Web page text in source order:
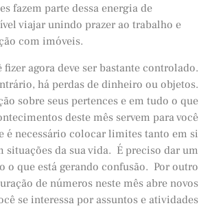
fazem parte dessa energia de
viajar unindo prazer ao trabalho e
com imóveis.
fizer agora deve ser bastante controlado.
há perdas de dinheiro ou objetos.
sobre seus pertences e em tudo o que
deste mês servem para você
é necessário colocar limites tanto em si
situações da sua vida. É preciso dar um
o que está gerando confusão. Por outro
de números neste mês abre novos
se interessa por assuntos e atividades